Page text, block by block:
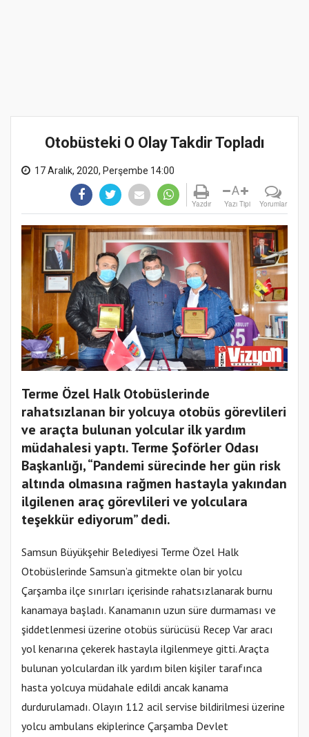
Otobüsteki O Olay Takdir Topladı
17 Aralık, 2020, Perşembe 14:00
Yazdır
A
Yazı Tipi Yorumlar
Terme Özel Halk Otobüslerinde
rahatsızlanan bir yolcuya otobüs görevlileri
ve araçta bulunan yolcular ilk yardım
müdahalesi yaptı. Terme Şoförler Odası
Başkanlığı, “Pandemi sürecinde her gün risk
altında olmasına rağmen hastayla yakından
ilgilenen araç görevlileri ve yolculara
teşekkür ediyorum” dedi.
Samsun Büyükşehir Belediyesi Terme Özel Halk
Otobüslerinde Samsun’a gitmekte olan bir yolcu
Çarşamba ilçe sınırları içerisinde rahatsızlanarak burnu
kanamaya başladı. Kanamanın uzun süre durmaması ve
şiddetlenmesi üzerine otobüs sürücüsü Recep Var aracı
yol kenarına çekerek hastayla ilgilenmeye gitti. Araçta
bulunan yolculardan ilk yardım bilen kişiler tarafınca
hasta yolcuya müdahale edildi ancak kanama
durdurulamadı. Olayın 112 acil servise bildirilmesi üzerine
yolcu ambulans ekiplerince Çarşamba Devlet